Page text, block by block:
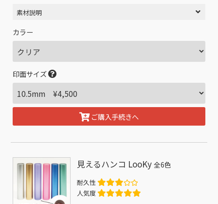
素材説明
カラー
印面サイズ
ご購入手続きへ
見えるハンコ LooKy全6色
耐久性
人気度